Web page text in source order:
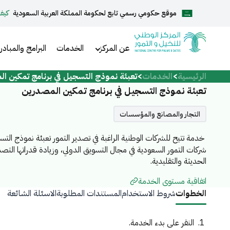
English
الرئيسية
عن المركز
الخدمات
المركز الإعلامي
عن المركز الخدمات البرامج
الرئيسية الخدمات تعبئة نموذج التسجيل في برنامج تمكين
تعبئة نموذج التسجيل في برنامج تمكين المصدرين
التجار والمصانع والمؤسسات
خدمة تتيح للشركات الوطنية الراغبة في تصدير التمور تعبئة نموذج
شركات التمور السعودية في مجال التسويق الدولي، وزيادة قدراتها
الحديثة والتقليدية.
اتفاقية مستوى الخدمة
الخطواتشروط الاستخدامالمستندات المطلوبةالاسئلة الشائعة
النقر على بدء الخدمة.